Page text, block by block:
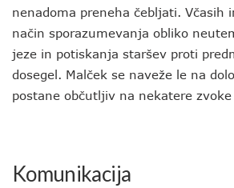
nenadoma preneha čebljati. Včasih
način sporazumevanja obliko
jeze in potiskanja staršev proti
dosegel. Malček se naveže le na
postane občutljiv na nekatere
Komunikacija